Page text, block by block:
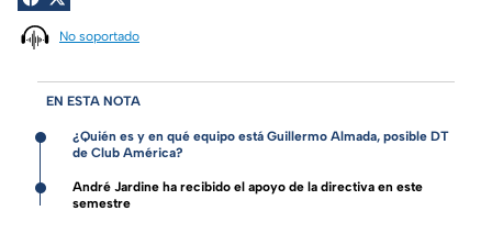
No soportado
EN ESTA NOTA
¿Quién es y en qué equipo está Guillermo Almada, posible DT
de Club América?
André Jardine ha recibido el apoyo de la directiva en este
semestre